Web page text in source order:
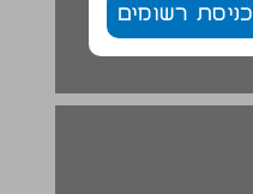
כניסת רשומים